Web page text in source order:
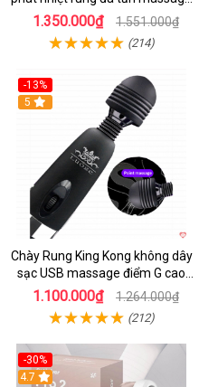
toàn thân kích thích
1.350.000₫ 1.551.000₫
(214)
-13%
5
Chày Rung King Kong không dây
sạc USB massage điểm G cao
cấp kích thích
1.100.000₫ 1.264.000₫
(212)
-30%
4.7